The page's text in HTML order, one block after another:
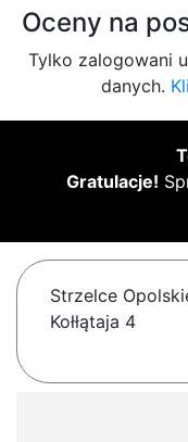
Oceny na
Tylko zalogowani
danych.
Gratulacje!
Strzelce
Kołłątaja 4